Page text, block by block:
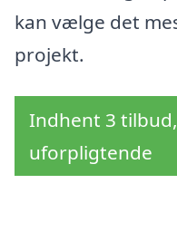
kan vælge det
projekt.
Indhent 3
uforpligtende